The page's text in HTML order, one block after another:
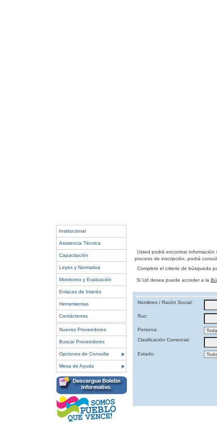
Institucional
Asistencia Técnica
Capacitación
Leyes y Normativa
Monitoreo y Evaluación
Enlaces de Interés
Herramientas
Contáctenos
Nuevos Proveedores
Buscar Proveedores
Opciones de Consulta
Mesa de Ayuda
Usted podrá encontrar
proceso de inscripción, podrá
Complete el criterio de búsqueda
Si Ud desea puede acceder a la
Nombres / Razón Social:
Ruc:
Persona:
Clasificación Comercial:
Estado: